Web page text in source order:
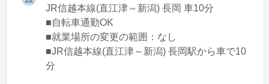
JR信越本線(直江津～新潟) 長岡 車10分
■自転車通勤OK
■就業場所の変更の範囲：なし
■JR信越本線(直江津～新潟) 長岡駅から車で10
分